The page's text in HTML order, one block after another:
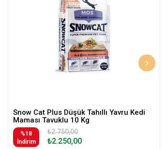
Snow Cat Plus Düşük Tahıllı Yavru Kedi
Maması Tavuklu 10 Kg
%18
İndirim
₺2.250,00
₺2.750,00